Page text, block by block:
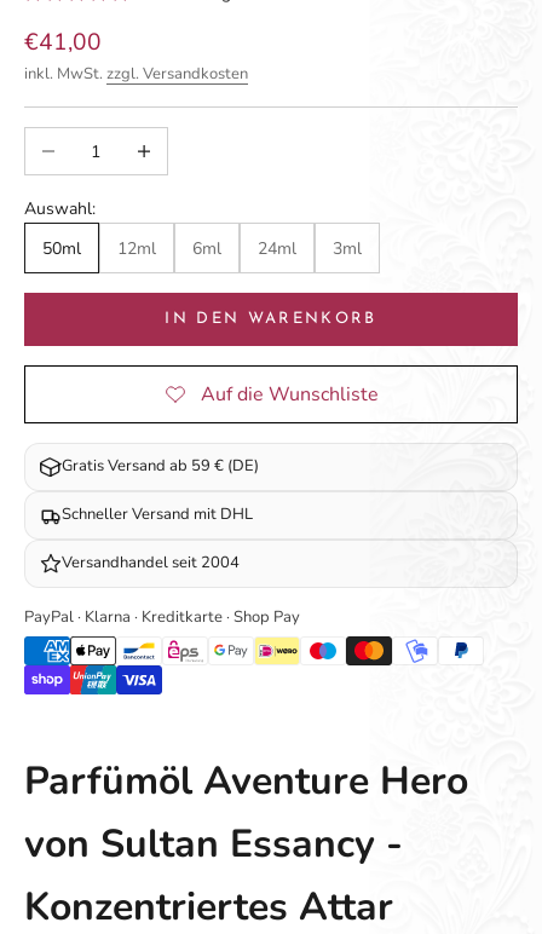
Angebot
€41,00
inkl. MwSt. zzgl. Versandkosten
Anzahl verringernAnzahl erhöhen
Auswahl:
50ml
12ml 6ml 24ml 3ml
IN DEN WARENKORB
Gratis Versand ab 59 € (DE)
Schneller Versand mit DHL
Versandhandel seit 2004
PayPal · Klarna · Kreditkarte · Shop Pay
Parfümöl Aventure Hero
von Sultan Essancy -
Konzentriertes Attar